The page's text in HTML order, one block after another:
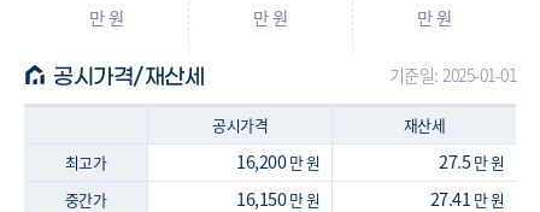
만 원 만 원 만 원
공시가격/재산세 기준일: 2025-01-01
공시가격
재산세
최고가
16,200만 원 27.5만 원
중간가
16,150만 원 27.41 만 원